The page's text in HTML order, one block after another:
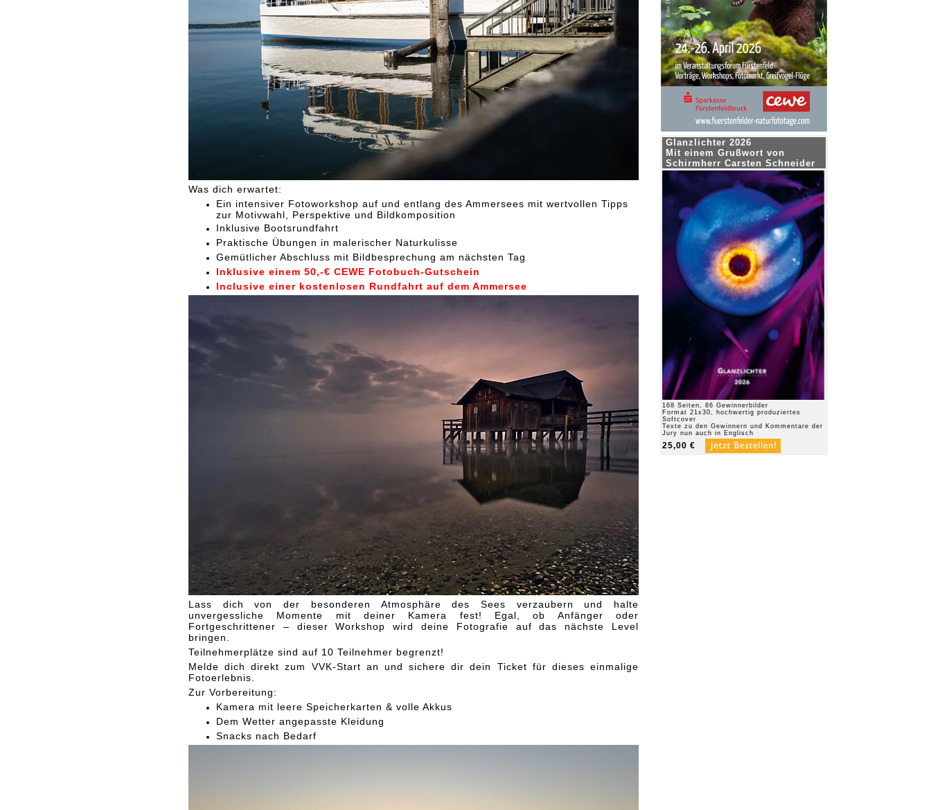
Was dich erwartet:
Ein intensiver Fotoworkshop auf und entlang des Ammersees mit wertvollen Tipps
zur Motivwahl, Perspektive und Bildkomposition
Inklusive Bootsrundfahrt
Praktische Übungen in malerischer Naturkulisse
Gemütlicher Abschluss mit Bildbesprechung am nächsten Tag
Inklusive einem 50,-€ CEWE Fotobuch-Gutschein
Inclusive einer kostenlosen Rundfahrt auf dem Ammersee
Lass dich von der besonderen Atmosphäre des Sees verzaubern und halte
unvergessliche Momente mit deiner Kamera fest! Egal, ob Anfänger oder
Fortgeschrittener – dieser Workshop wird deine Fotografie auf das nächste Level
bringen.
Teilnehmerplätze sind auf 10 Teilnehmer begrenzt!
Melde dich direkt zum VVK-Start an und sichere dir dein Ticket für dieses einmalige
Fotoerlebnis.
Zur Vorbereitung:
Kamera mit leere Speicherkarten & volle Akkus
Dem Wetter angepasste Kleidung
Snacks nach Bedarf
Glanzlichter 2026
Mit einem Grußwort von
Schirmherr Carsten Schneider
168 Seiten, 86 Gewinnerbilder
Format 21x30, hochwertig produziertes
Softcover
Texte zu den Gewinnern und Kommentare der
Jury nun auch in Englisch
25,00 €